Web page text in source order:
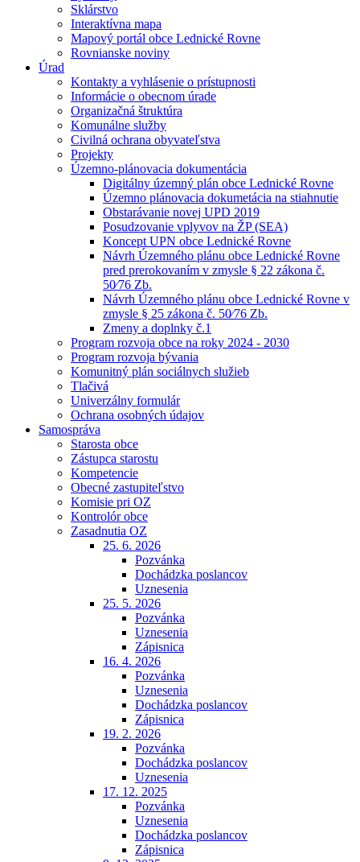
Sklárstvo
Interaktívna mapa
Mapový portál obce Lednické Rovne
Rovnianske noviny
Úrad
Kontakty a vyhlásenie o prístupnosti
Informácie o obecnom úrade
Organizačná štruktúra
Komunálne služby
Civilná ochrana obyvateľstva
Projekty
Územno-plánovacia dokumentácia
Digitálny územný plán obce Lednické Rovne
Územno plánovacia dokumetácia na stiahnutie
Obstarávanie novej UPD 2019
Posudzovanie vplyvov na ŽP (SEA)
Koncept UPN obce Lednické Rovne
Návrh Územného plánu obce Lednické Rovne
pred prerokovaním v zmysle § 22 zákona č.
50⁄76 Zb.
Návrh Územného plánu obce Lednické Rovne v
zmysle § 25 zákona č. 50⁄76 Zb.
Zmeny a doplnky č.1
Program rozvoja obce na roky 2024 - 2030
Program rozvoja bývania
Komunitný plán sociálnych služieb
Tlačivá
Univerzálny formulár
Ochrana osobných údajov
Samospráva
Starosta obce
Zástupca starostu
Kompetencie
Obecné zastupiteľstvo
Komisie pri OZ
Kontrolór obce
Zasadnutia OZ
25. 6. 2026
Pozvánka
Dochádzka poslancov
Uznesenia
25. 5. 2026
Pozvánka
Uznesenia
Zápisnica
16. 4. 2026
Pozvánka
Uznesenia
Dochádzka poslancov
Zápisnica
19. 2. 2026
Pozvánka
Dochádzka poslancov
Uznesenia
17. 12. 2025
Pozvánka
Uznesenia
Dochádzka poslancov
Zápisnica